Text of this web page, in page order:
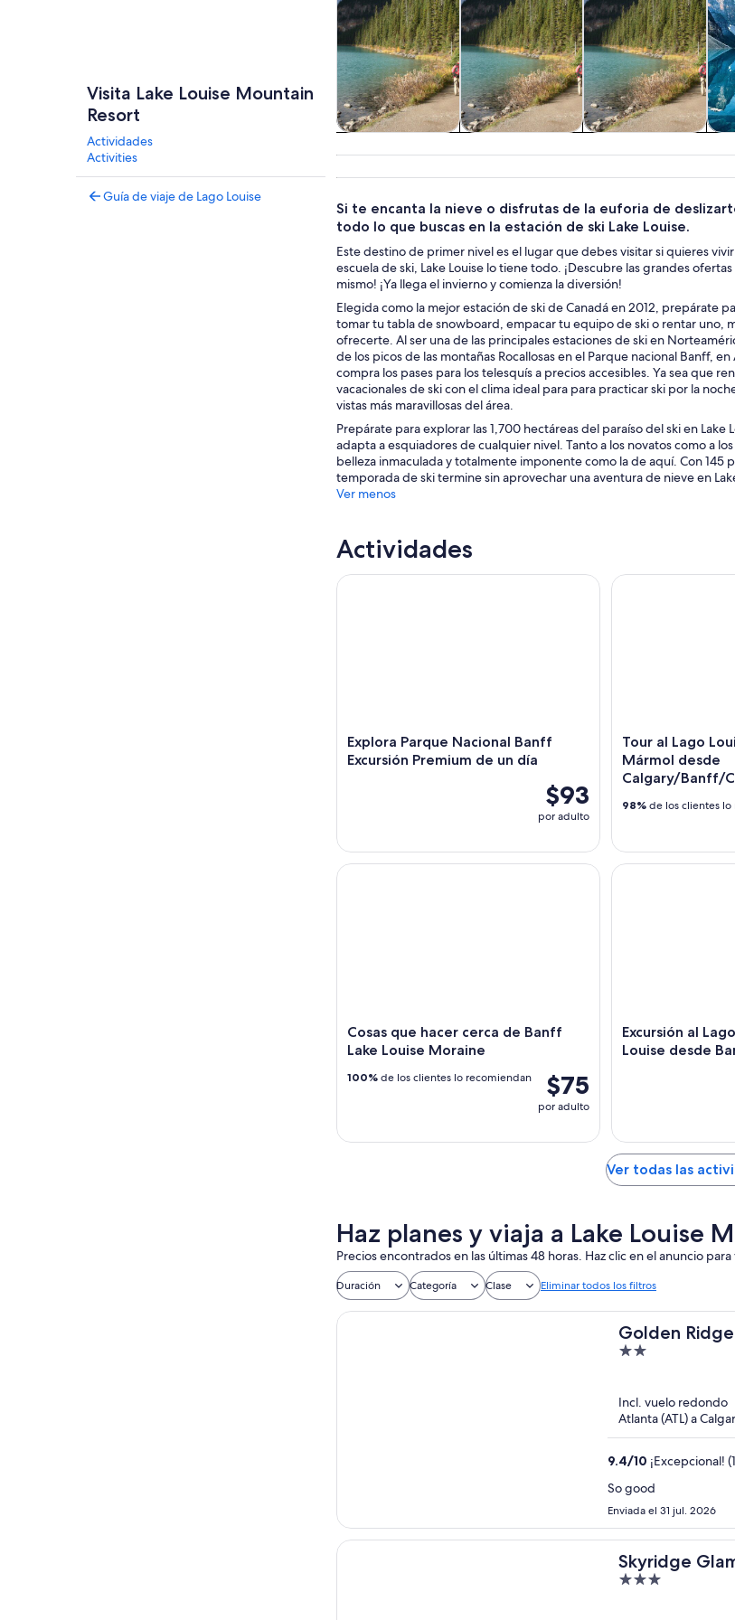
Visita Lake Louise Mountain
Resort
Actividades
Activities
Guía de viaje de Lago Louise
excursiones de un
día
personalizados
Si te encanta la nieve o disfrutas de la euforia de
todo lo que buscas en la estación de ski Lake Louise.
Este destino de primer nivel es el lugar que debes visitar si quieres
escuela de ski, Lake Louise lo tiene todo. ¡Descubre las grandes
mismo! ¡Ya llega el invierno y comienza la diversión!
Elegida como la mejor estación de ski de Canadá en 2012, prepárate
tomar tu tabla de snowboard, empacar tu equipo de ski o rentar uno,
ofrecerte. Al ser una de las principales estaciones de ski en
de los picos de las montañas Rocallosas en el Parque nacional Banff,
compra los pases para los telesquís a precios accesibles. Ya sea que
vacacionales de ski con el clima ideal para para practicar ski por la
vistas más maravillosas del área.
Prepárate para explorar las 1,700 hectáreas del paraíso del ski en
adapta a esquiadores de cualquier nivel. Tanto a los novatos como a
belleza inmaculada y totalmente imponente como la de aquí. Con 145
temporada de ski termine sin aprovechar una aventura de nieve en
Ver menos
Actividades
Explora Parque Nacional Banff
Excursión Premium de un día
$93
por adulto
Explora Parque Nacional Banff Excursión Premium de un día
Tour al Lago
Mármol desde
Calgary/Banff/
98% de los clientes
Tour al Lago
Cosas que hacer cerca de Banff
Lake Louise Moraine
$75
por adulto
100% de los clientes lo recomiendan
Cosas que hacer cerca de Banff Lake Louise Moraine
Excursión al
Louise desde
Excursión al Lago
Ver todas las
Haz planes y viaja a Lake Louise
Precios encontrados en las últimas 48 horas. Haz clic en el anuncio
Duración Categoría Clase Eliminar todos los filtros
Golden
2
5
Incl. vuelo redondo
Atlanta (ATL) a
9.4/10 ¡Excepcional!
So good
Enviada el 31 jul. 2026
Skyridge
3